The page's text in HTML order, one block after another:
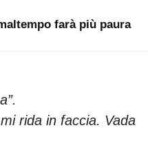
farà più paura
rida in faccia. Vada